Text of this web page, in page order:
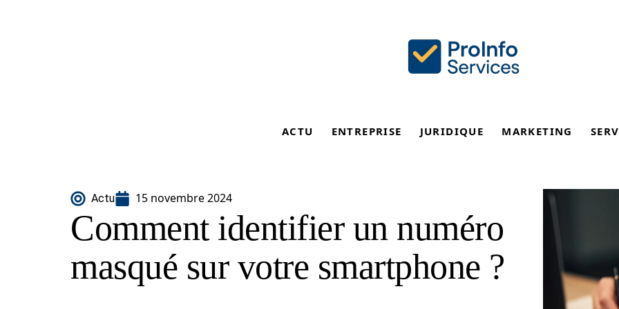
ACTU ENTREPRISE JURIDIQUE MARKETING
Actu 15 novembre 2024
Comment identifier un numéro
masqué sur votre smartphone ?